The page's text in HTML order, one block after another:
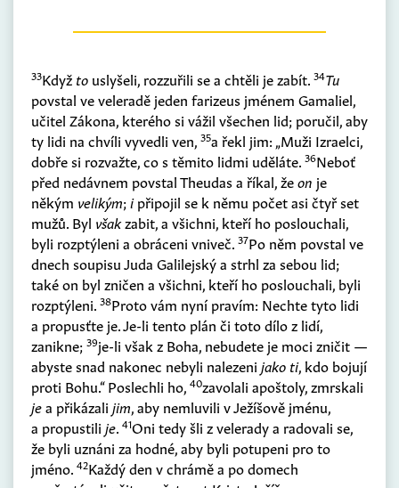
33Když to uslyšeli, rozzuřili se a chtěli je zabít. 34Tu
povstal ve veleradě jeden farizeus jménem Gamaliel,
učitel Zákona, kterého si vážil všechen lid; poručil, aby
ty lidi na chvíli vyvedli ven, 35a řekl jim: „Muži Izraelci,
dobře si rozvažte, co s těmito lidmi uděláte. 36Neboť
před nedávnem povstal Theudas a říkal, žeon je
někým velikým; ipřipojil se k němu počet asi čtyř set
mužů. Byl všakzabit, a všichni, kteří ho poslouchali,
byli rozptýleni a obráceni vniveč. 37Po něm povstal ve
dnech soupisu Juda Galilejský a strhl za sebou lid;
také on byl zničen a všichni, kteří ho poslouchali, byli
rozptýleni. 38Proto vám nyní pravím: Nechte tyto lidi
a propusťte je. Je-li tento plán či toto dílo z lidí,
zanikne; 39je-li však z Boha, nebudete je moci zničit —
abyste snad nakonec nebyli nalezeni jako ti, kdo bojují
proti Bohu.“ Poslechli ho, 40zavolali apoštoly, zmrskali
jea přikázali jim, aby nemluvili v Ježíšově jménu,
a propustili je. 41Oni tedy šli z velerady a radovali se,
že byli uznáni za hodné, aby byli potupeni pro to
jméno. 42Každý den v chrámě a po domech